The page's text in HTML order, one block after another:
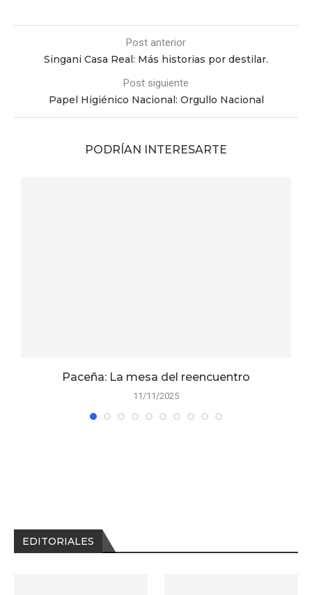
Post anterior
Singani Casa Real: Más historias por destilar.
Post siguiente
Papel Higiénico Nacional: Orgullo Nacional
PODRÍAN INTERESARTE
Paceña: La mesa del reencuentro
11/11/2025
EDITORIALES